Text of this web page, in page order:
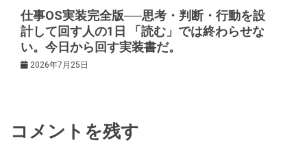
仕事OS実装完全版──思考・判断・行動を設
計して回す人の1日 「読む」では終わらせな
い。今日から回す実装書だ。
2026年7月25日
コメントを残す